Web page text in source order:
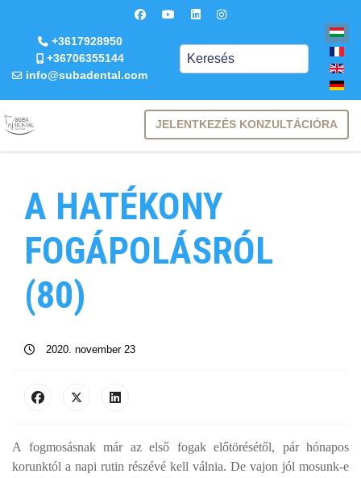
Keresés
+3617928950
+36706355144
info@subadental.com
JELENTKEZÉS KONZULTÁCIÓRA
A HATÉKONY
FOGÁPOLÁSRÓL
(80)
2020. november 23
A fogmosásnak már az első fogak előtörésétől, pár hónapos
korunktól a napi rutin részévé kell válnia. De vajon jól mosunk-e